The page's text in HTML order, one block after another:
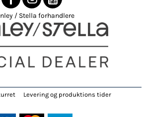
/ Stella forhandlere
Levering og produktions tider